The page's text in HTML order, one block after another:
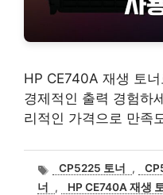
HP CE740A 재생 토
경제적인 출력 경험하
리적인 가격으로 만족
태CP5225 토너 ,
너
, HP CE740A 재생